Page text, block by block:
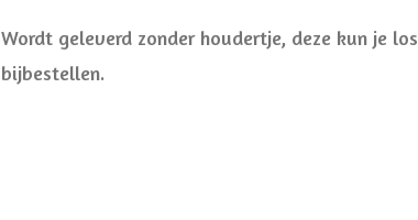
Wordt geleverd zonder houdertje, deze kun je los
bijbestellen.